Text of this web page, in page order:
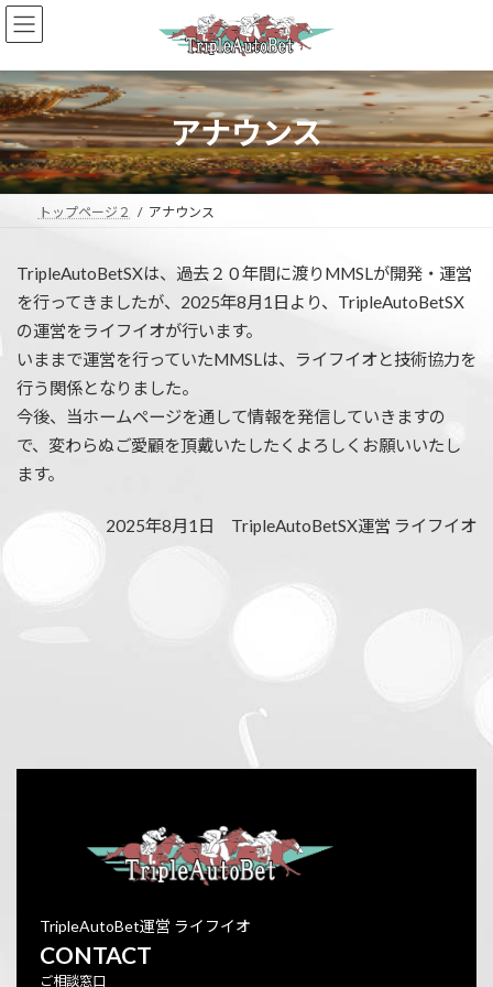
コ
ン
ン
ツ
へ
ス
キ
ッ
ナ
ビ
ー
シ
ョ
ン
に
移
アナウンス
トップページ２ アナウンス
TripleAutoBetSXは、過去２０年間に渡りMMSLが開発・運営
を行ってきましたが、2025年8月1日より、TripleAutoBetSX
の運営をライフイオが行います。
いままで運営を行っていたMMSLは、ライフイオと技術協力を
行う関係となりました。
今後、当ホームページを通して情報を発信していきますの
で、変わらぬご愛顧を頂戴いたしたくよろしくお願いいたし
ます。
2025年8月1日 TripleAutoBetSX運営 ライフイオ
TripleAutoBet運営 ライフイオ
CONTACT
ご相談窓口